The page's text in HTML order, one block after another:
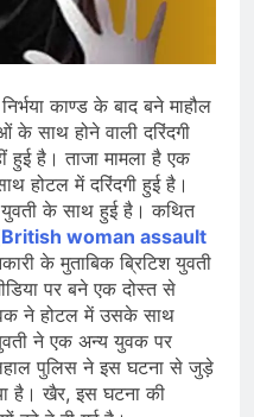
NCR समेत कई क्षेत्रों में
की आशंका
पर संसद में विपक्ष
दिवस की तैयारियाँ तेज़,
हस्तशिल्प प्रदर्शनियों का
काण्ड के बाद बने माहौल
के साथ होने वाली दरिंदगी
हुई है। ताजा मामला है एक
होटल में दरिंदगी हुई है।
के साथ हुई है। कथित
British woman assault
के मुताबिक ब्रिटिश युवती
पर बने एक दोस्त से
ने होटल में उसके साथ
युवती ने एक अन्य युवक पर
पुलिस ने इस घटना से जुड़े
है। खैर, इस घटना की